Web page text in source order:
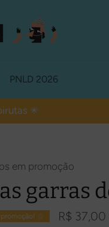
PNLD 2026
✳
em promoção
garras
promoção! ☆ R$ 37,00